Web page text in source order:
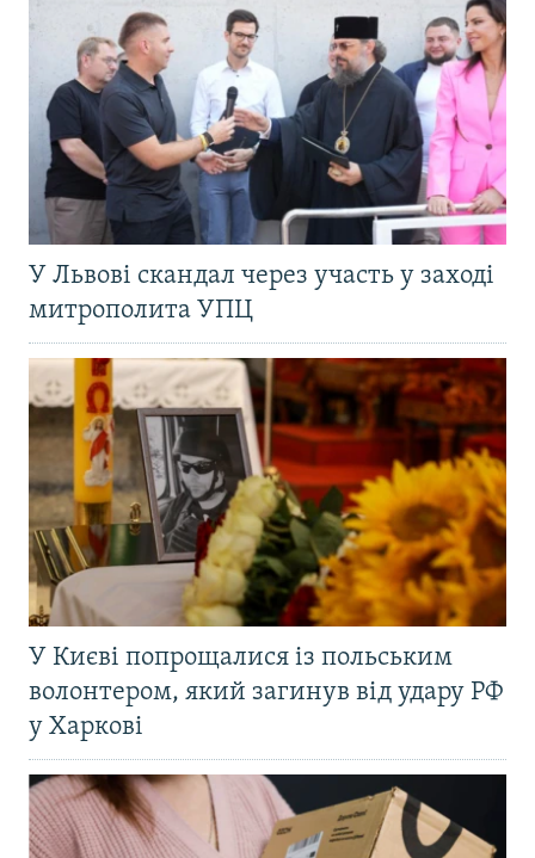
У Львові скандал через участь у заході
митрополита УПЦ
У Києві попрощалися із польським
волонтером, який загинув від удару РФ
у Харкові